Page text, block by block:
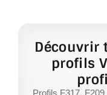
Découvrir
profils
Profils F317,